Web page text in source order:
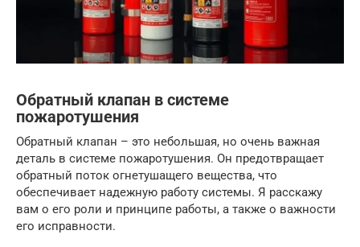
Обратный клапан в системе
пожаротушения
Обратный клапан – это небольшая, но очень важная
деталь в системе пожаротушения. Он предотвращает
обратный поток огнетушащего вещества, что
обеспечивает надежную работу системы. Я расскажу
вам о его роли и принципе работы, а также о важности
его исправности.